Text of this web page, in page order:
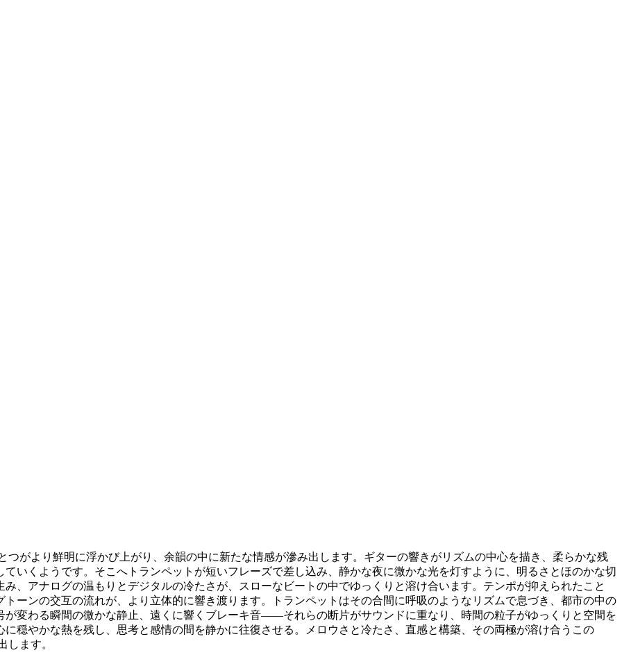
つがより鮮明に浮かび上がり、余韻の中に新たな情感が滲み出します。ギターの響きがリズムの中心を描き、柔らかな残
いくようです。そこへトランペットが短いフレーズで差し込み、静かな夜に微かな光を灯すように、明るさとほのかな切
、アナログの温もりとデジタルの冷たさが、スローなビートの中でゆっくりと溶け合います。テンポが抑えられたこと
ーンの交互の流れが、より立体的に響き渡ります。トランペットはその合間に呼吸のようなリズムで息づき、都市の中の
変わる瞬間の微かな静止、遠くに響くブレーキ音――それらの断片がサウンドに重なり、時間の粒子がゆっくりと空間を
穏やかな熱を残し、思考と感情の間を静かに往復させる。メロウさと冷たさ、直感と構築、その両極が溶け合うこの
します。